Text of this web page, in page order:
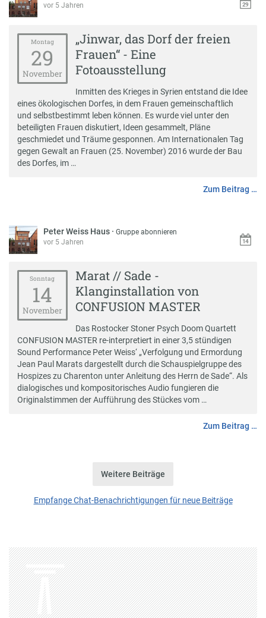
vor 5 Jahren
Montag
29
November
„Jinwar, das Dorf der freien
Frauen“ - Eine
Fotoausstellung
Inmitten des Krieges in Syrien entstand die Idee
eines ökologischen Dorfes, in dem Frauen gemeinschaftlich
und selbstbestimmt leben können. Es wurde viel unter den
beteiligten Frauen diskutiert, Ideen gesammelt, Pläne
geschmiedet und Träume gesponnen. Am Internationalen Tag
gegen Gewalt an Frauen (25. November) 2016 wurde der Bau
des Dorfes, im …
Zum Beitrag …
Peter Weiss Haus ·Gruppe abonnieren
vor 5 Jahren
Sonntag
14
November
Marat // Sade -
Klanginstallation von
CONFUSION MASTER
Das Rostocker Stoner Psych Doom Quartett
CONFUSION MASTER re-interpretiert in einer 3,5 stündigen
Sound Performance Peter Weiss‘ „Verfolgung und Ermordung
Jean Paul Marats dargestellt durch die Schauspielgruppe des
Hospizes zu Charenton unter Anleitung des Herrn de Sade“. Als
dialogisches und kompositorisches Audio fungieren die
Originalstimmen der Aufführung des Stückes vom …
Zum Beitrag …
Weitere Beiträge
Empfange Chat-Benachrichtigungen für neue Beiträge